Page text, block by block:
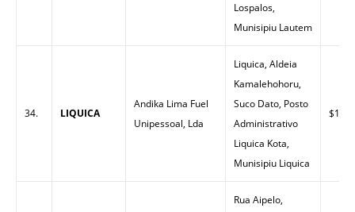
Lospalos,
Munisipiu Lautem
34. LIQUICA
Andika Lima Fuel
Unipessoal, Lda
Liquica, Aldeia
Kamalehohoru,
Suco Dato, Posto
Administrativo
Liquica Kota,
Munisipiu Liquica
$1.53
Rua Aipelo,